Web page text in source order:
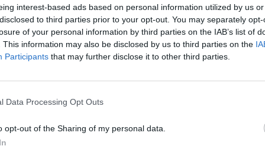
interest-based ads based on personal information utilized by us
to third parties prior to your opt-out. You may separately
of your personal information by third parties on the IAB’s list of
This information may also be disclosed by us to third parties on the
Participants that may further disclose it to other third parties.
Data Processing Opt Outs
opt-out of the Sharing of my personal data.
για τους δημιουργούς εφαρμογών για κινητές
high tech
για τους δημιουργούς εφαρμογών για κινητές